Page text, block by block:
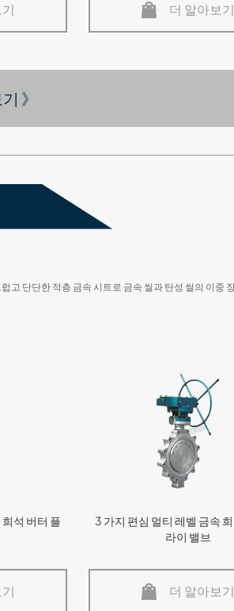
더 알아보기
》
고 단단한 적층 금속 시트로 금속 씰과 탄성 씰의 이중
석 버터 플
3 가지 편심 멀티 레벨 금속
라이 밸브
더 알아보기